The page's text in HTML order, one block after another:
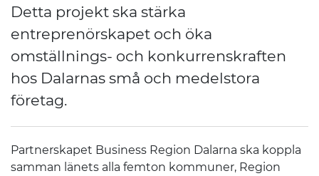
Detta projekt ska stärka
entreprenörskapet och öka
omställnings- och konkurrenskraften
hos Dalarnas små och medelstora
företag.
Partnerskapet Business Region Dalarna ska koppla
samman länets alla femton kommuner, Region